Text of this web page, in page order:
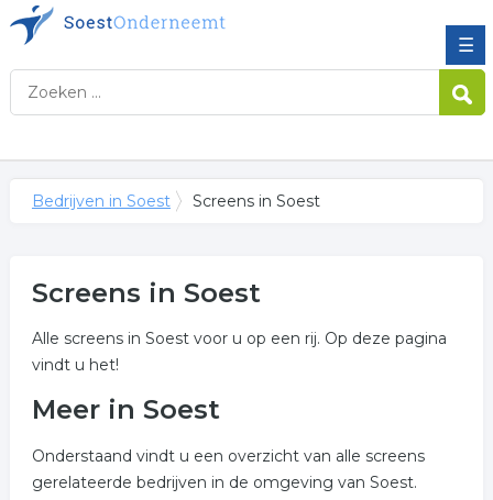
☰
Bedrijven in Soest Screens in Soest
Screens in Soest
Alle screens in Soest voor u op een rij. Op deze pagina
vindt u het!
Meer in Soest
Onderstaand vindt u een overzicht van alle screens
gerelateerde bedrijven in de omgeving van Soest.